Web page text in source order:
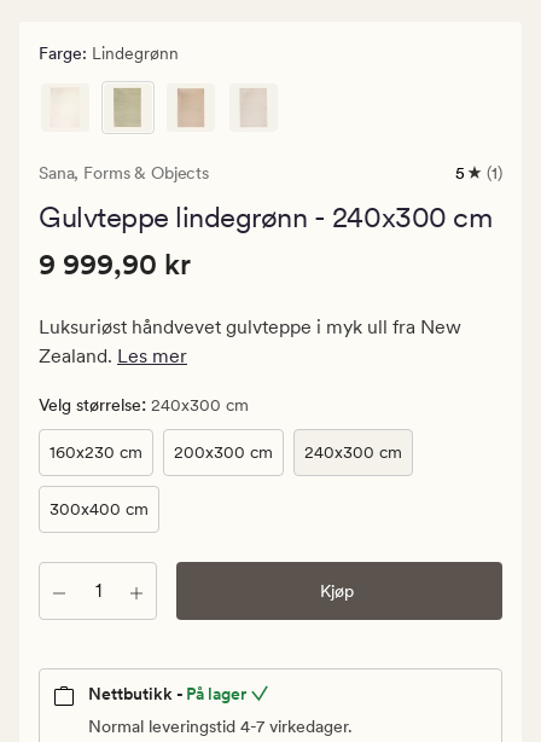
Farge: Lindegrønn
Sana, Forms & Objects
1
med
5 (1)
Gulvteppe lindegrønn - 240x300 cm
Pris
pris
9
999,90
kr
Pris 9 999,90 kr
9 999,90 kr
Luksuriøst håndvevet gulvteppe i myk ull fra New
Zealand. Les mer
Velg størrelse: 240x300 cm
160x230 cm 200x300 cm 240x300 cm
300x400 cm
Antall Kjøp
Nettbutikk - På lager
Normal leveringstid 4-7 virkedager.